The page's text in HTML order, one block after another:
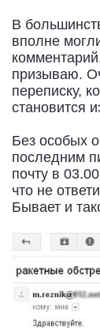
В
вполне
призываю.
переписку,
становится
Без особых
последним
почту в
что не
Бывает и